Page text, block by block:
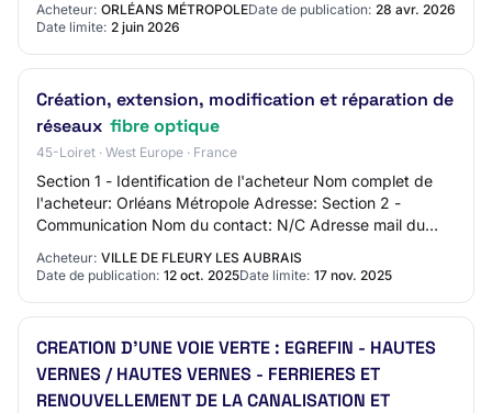
Acheteur: ORLÉANS MÉTROPOLEDate de publication: 28 avr. 2026
Date limite: 2 juin 2026
Création, extension, modification et réparation de
réseaux fibre optique
45-Loiret · West Europe · France
Section 1 - Identification de l'acheteur Nom complet de
l'acheteur: Orléans Métropole Adresse: Section 2 -
Communication Nom du contact: N/C Adresse mail du
Acheteur: VILLE DE FLEURY LES AUBRAIS
Date de publication: 12 oct. 2025Date limite: 17 nov. 2025
CREATION D'UNE VOIE VERTE : EGREFIN - HAUTES
VERNES / HAUTES VERNES - FERRIERES ET
RENOUVELLEMENT DE LA CANALISATION ET